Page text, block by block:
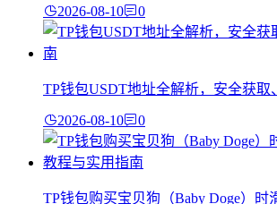
2026-08-10 0
TP钱包USDT地址全解析，安全获取
2026-08-10 0
TP钱包购买宝贝狗（Baby Doge）时